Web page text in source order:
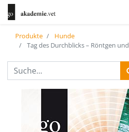
Produkte
Hunde
Tag des Durchblicks – Röntgen